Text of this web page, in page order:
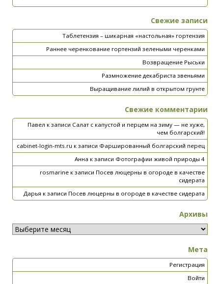
Свежие записи
Таблетензия – шикарная «настольная» гортензия
Раннее черенкование гортензий зелеными черенками
Возвращение Рыськи
Размножение декабриста звеньями
Выращивание лилий в открытом грунте
Свежие комментарии
Павел к записи Салат с капустой и перцем на зиму — не хуже,
чем болгарский!
cabinet-login-mts.ru к записи Фаршированный болгарский перец
Анна к записи Фотографии живой природы 4
rosmarine к записи Посев люцерны в огороде в качестве
сидерата
Дарья к записи Посев люцерны в огороде в качестве сидерата
Архивы
Мета
Регистрация
Войти